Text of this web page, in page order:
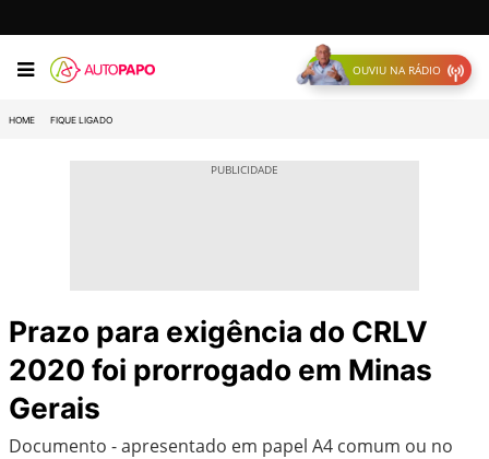
OUVIU NA RÁDIO
HOME FIQUE LIGADO
Prazo para exigência do CRLV
2020 foi prorrogado em Minas
Gerais
Documento - apresentado em papel A4 comum ou no